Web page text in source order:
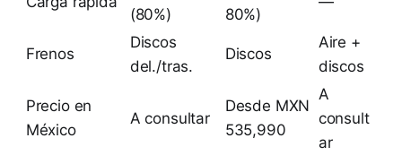
(80%)
80%)
Frenos
Discos
del./tras.
Discos
Aire +
discos
Precio en
México
A consultar
Desde MXN
535,990
A
consult
ar